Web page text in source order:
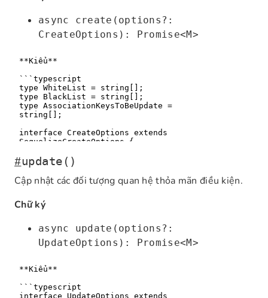
async create(options?:
CreateOptions): Promise<M>
#update()
Cập nhật các đối tượng quan hệ thỏa mãn điều kiện.
Chữ ký
async update(options?:
UpdateOptions): Promise<M>